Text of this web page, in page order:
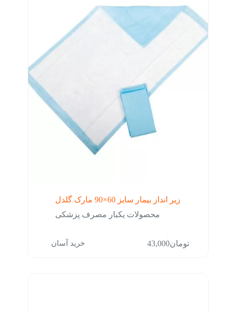
زیر انداز بیمار سایز 60×90 مارک گلدل
محصولات یکبار مصرف پزشکی
تومان43,000 خرید آسان